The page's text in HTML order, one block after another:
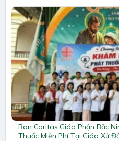
Ban Caritas Giáo Phận Bắc
Thuốc Miễn Phí Tại Giáo Xứ